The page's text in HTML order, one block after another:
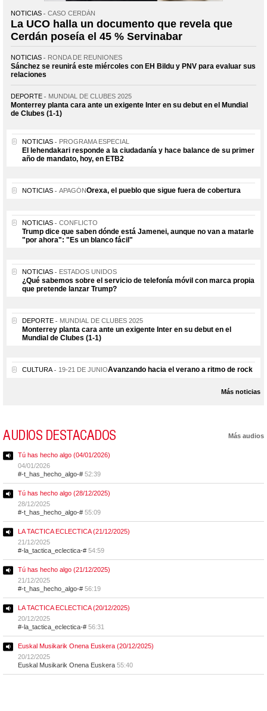
NOTICIAS CASO CERDÁN
La UCO halla un documento que revela que
Cerdán poseía el 45 % Servinabar
NOTICIAS RONDA DE REUNIONES
Sánchez se reunirá este miércoles con EH Bildu y PNV para evaluar sus
relaciones
DEPORTE MUNDIAL DE CLUBES 2025
Monterrey planta cara ante un exigente Inter en su debut en el Mundial
de Clubes (1-1)
NOTICIAS PROGRAMA ESPECIAL
El lehendakari responde a la ciudadanía y hace balance de su primer
año de mandato, hoy, en ETB2
NOTICIAS APAGÓNOrexa, el pueblo que sigue fuera de cobertura
NOTICIAS CONFLICTO
Trump dice que saben dónde está Jamenei, aunque no van a matarle
"por ahora": "Es un blanco fácil"
NOTICIAS ESTADOS UNIDOS
¿Qué sabemos sobre el servicio de telefonía móvil con marca propia
que pretende lanzar Trump?
DEPORTE MUNDIAL DE CLUBES 2025
Monterrey planta cara ante un exigente Inter en su debut en el
Mundial de Clubes (1-1)
CULTURA 19-21 DE JUNIOAvanzando hacia el verano a ritmo de rock
Más noticias
AUDIOS DESTACADOS Más audios
Tú has hecho algo (04/01/2026)
04/01/2026
#-t_has_hecho_algo-# 52:39
Tú has hecho algo (28/12/2025)
28/12/2025
#-t_has_hecho_algo-# 55:09
LA TACTICA ECLECTICA (21/12/2025)
21/12/2025
#-la_tactica_eclectica-# 54:59
Tú has hecho algo (21/12/2025)
21/12/2025
#-t_has_hecho_algo-# 56:19
LA TACTICA ECLECTICA (20/12/2025)
20/12/2025
#-la_tactica_eclectica-# 56:31
Euskal Musikarik Onena Euskera (20/12/2025)
20/12/2025
Euskal Musikarik Onena Euskera 55:40